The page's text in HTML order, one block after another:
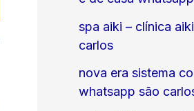
spa aiki – clínica
carlos
nova era sistema
whatsapp são